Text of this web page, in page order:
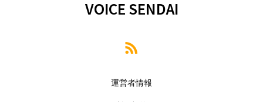
VOICE SENDAI
運営者情報